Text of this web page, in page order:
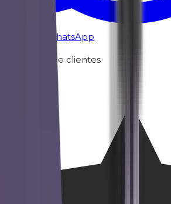
Chat por WhatsApp
Opiniones de clientes